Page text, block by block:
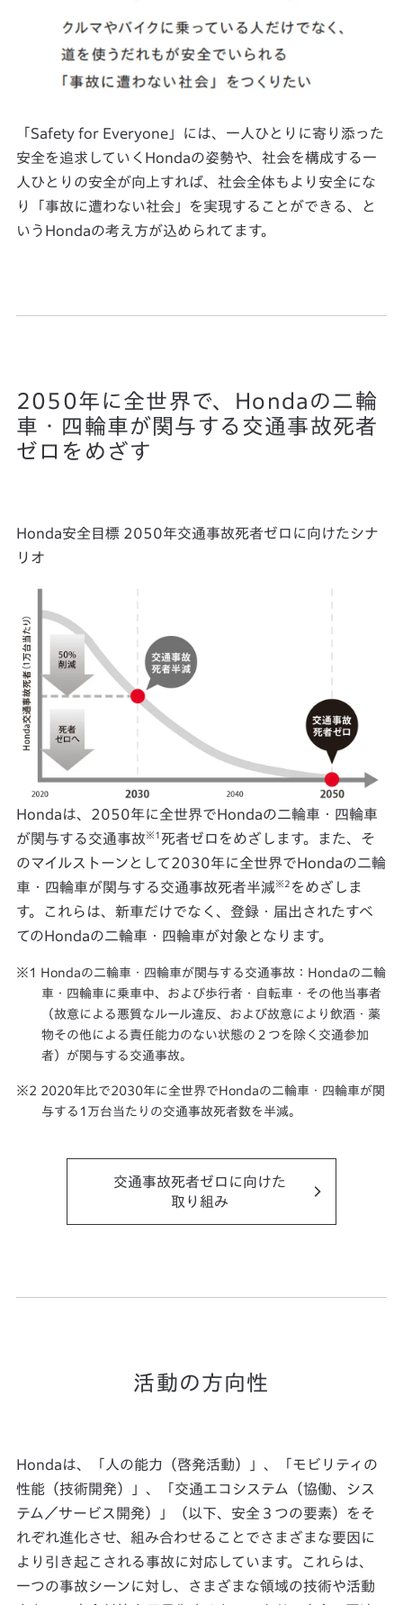
「Safety for Everyone」には、一人ひとりに寄り添った
安全を追求していくHondaの姿勢や、社会を構成する一
人ひとりの安全が向上すれば、社会全体もより安全にな
り「事故に遭わない社会」を実現することができる、と
いうHondaの考え方が込められてます。
2050年に全世界で、Hondaの二輪
車・四輪車が関与する交通事故死者
ゼロをめざす
Honda安全目標 2050年交通事故死者ゼロに向けたシナ
リオ
Hondaは、2050年に全世界でHondaの二輪車・四輪車
が関与する交通事故 ※1 死者ゼロをめざします。また、そ
のマイルストーンとして2030年に全世界でHondaの二輪
車・四輪車が関与する交通事故死者半減※2 をめざしま
す。これらは、新車だけでなく、登録・届出されたすべ
てのHondaの二輪車・四輪車が対象となります。
Hondaの二輪車・四輪車が関与する交通事故：Hondaの二輪
車・四輪車に乗車中、および歩行者・自転車・その他当事者
（故意による悪質なルール違反、および故意により飲酒・薬
物その他による責任能力のない状態の２つを除く交通参加
者）が関与する交通事故。
2020年比で2030年に全世界でHondaの二輪車・四輪車が関
与する1万台当たりの交通事故死者数を半減。
交通事故死者ゼロに向けた
取り組み
活動の方向性
Hondaは、「人の能力（啓発活動）」、「モビリティの
性能（技術開発）」、「交通エコシステム（協働、シス
テム／サービス開発）」（以下、安全３つの要素）をそ
れぞれ進化させ、組み合わせることでさまざまな要因に
より引き起こされる事故に対応しています。これらは、
一つの事故シーンに対し、さまざまな領域の技術や活動